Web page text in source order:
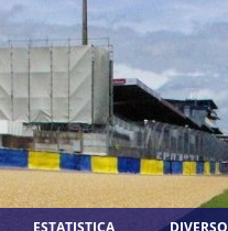
ESTATISTICA